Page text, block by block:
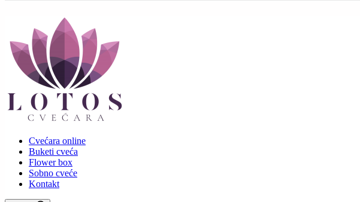
Cvećara online
Buketi cveća
Flower box
Sobno cveće
Kontakt